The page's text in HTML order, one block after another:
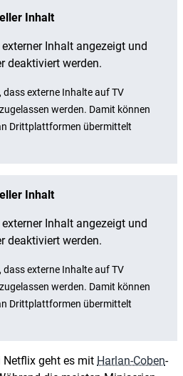
Netflix geht es mit Harlan-Coben-